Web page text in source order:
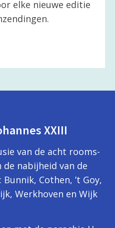
elke nieuwe editie
XXIII
van de acht rooms-
nabijheid van de
Cothen, ’t Goy,
Werkhoven en Wijk